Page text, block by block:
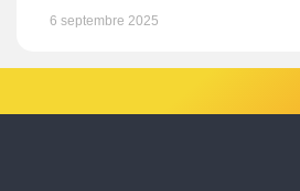
6 septembre 2025